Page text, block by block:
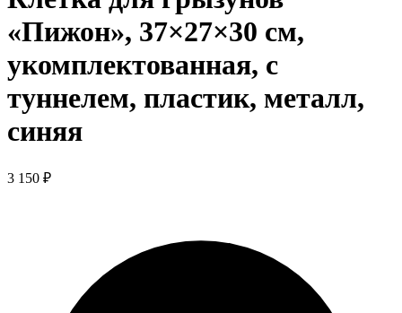
«Пижон», 37×27×30 см,
укомплектованная, с
туннелем, пластик, металл,
синяя
3 150 ₽